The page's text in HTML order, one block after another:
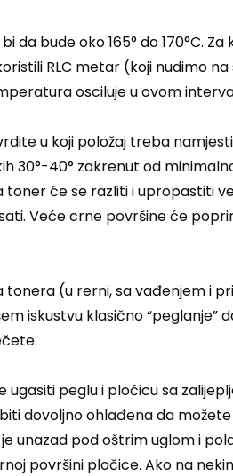
bude oko 165° do 170°C.
RLC metar (koji nudimo
osciluje u ovom
u koji položaj treba
30°-40° zakrenut od
će se razliti i upropastiti
Veće crne površine će
(u rerni, sa vađenjem i
iskustvu klasično “peglanje”
ugasiti peglu i pločicu sa
dovoljno ohlađena da
unazad pod oštrim uglom i
površini pločice. Ako na